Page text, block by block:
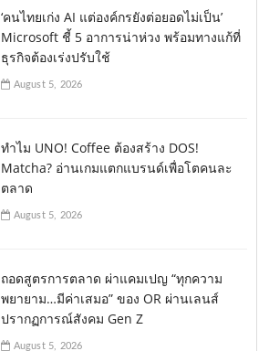
‘คนไทยเก่ง AI แต่องค์กรยังต่อยอดไม่เป็น’
Microsoft ชี้ 5 อาการน่าห่วง พร้อมทางแก้ที่
ธุรกิจต้องเร่งปรับใช้
August 5, 2026
ทำไม UNO! Coffee ต้องสร้าง DOS!
Matcha? อ่านเกมแตกแบรนด์เพื่อโตคนละ
ตลาด
August 5, 2026
ถอดสูตรการตลาด ผ่าแคมเปญ “ทุกความ
พยายาม…มีค่าเสมอ” ของ OR ผ่านเลนส์
ปรากฏการณ์สังคม Gen Z
August 5, 2026